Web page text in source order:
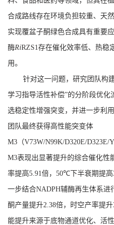
合成路线存在环境负担较重、天
实现覆盆子酮绿色合成具有重要
酶RiRZS1存在催化效率低、热稳
用。
针对这一问题，研究团队构
学习指导活性补偿”的分阶段优
选稳定性增强突变，并进一步利
团队最终获得高性能突变体
M3 （V73W/N99K/D320E/D323E/
M3表现出显著提升的综合催化性
率提高5.91倍， 50℃下半衰期提高
一步结合NADPH辅酶再生体系进
酮产量提升2.38倍，时空产率提升
能提升来源于底物通道优化、活